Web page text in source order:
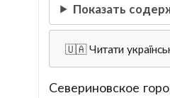
Показать
🇺🇦 Читати
Севериновское